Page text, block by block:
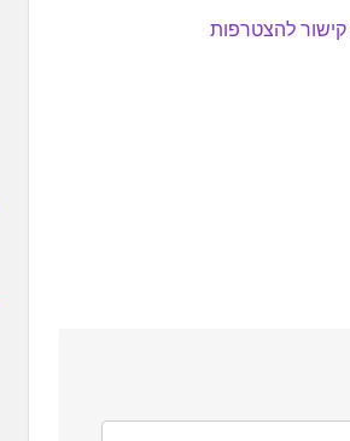
קישור להצטרפות